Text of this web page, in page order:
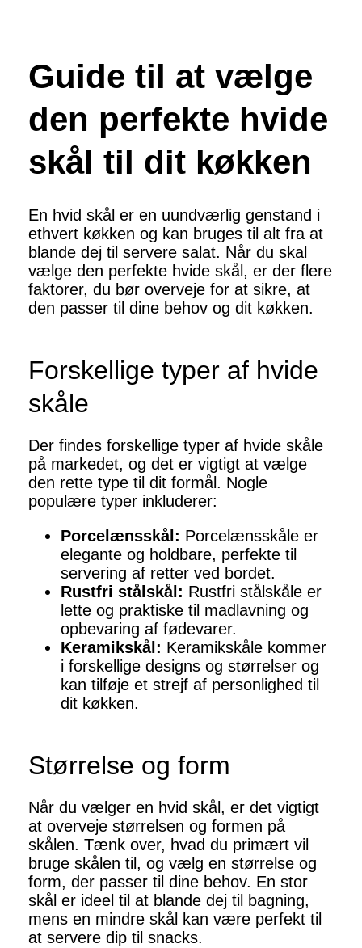
Guide til at vælge
den perfekte hvide
skål til dit køkken
En hvid skål er en uundværlig genstand i
ethvert køkken og kan bruges til alt fra at
blande dej til servere salat. Når du skal
vælge den perfekte hvide skål, er der flere
faktorer, du bør overveje for at sikre, at
den passer til dine behov og dit køkken.
Forskellige typer af hvide
skåle
Der findes forskellige typer af hvide skåle
på markedet, og det er vigtigt at vælge
den rette type til dit formål. Nogle
populære typer inkluderer:
Porcelænsskål: Porcelænsskåle er
elegante og holdbare, perfekte til
servering af retter ved bordet.
Rustfri stålskål: Rustfri stålskåle er
lette og praktiske til madlavning og
opbevaring af fødevarer.
Keramikskål: Keramikskåle kommer
i forskellige designs og størrelser og
kan tilføje et strejf af personlighed til
dit køkken.
Størrelse og form
Når du vælger en hvid skål, er det vigtigt
at overveje størrelsen og formen på
skålen. Tænk over, hvad du primært vil
bruge skålen til, og vælg en størrelse og
form, der passer til dine behov. En stor
skål er ideel til at blande dej til bagning,
mens en mindre skål kan være perfekt til
at servere dip til snacks.